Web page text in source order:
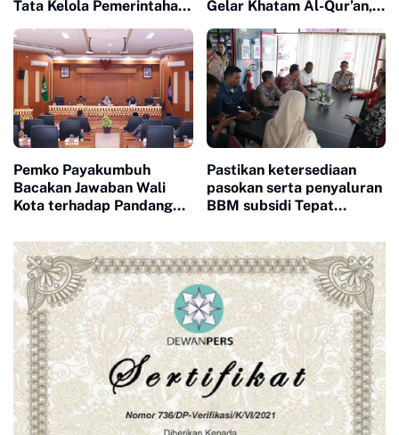
Tata Kelola Pemerintahan
Gelar Khatam Al-Qur’an,
Dorong Generasi Qurani
Pemko Payakumbuh
Bacakan Jawaban Wali
Kota terhadap Pandangan
DPRD Pada Rapat
Paripurna DPRD
Pastikan ketersediaan
pasokan serta penyaluran
BBM subsidi Tepat
Sidak Keseluruh SPBU
Kota Payakumbuh